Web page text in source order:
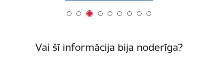
Vai šī informācija bija noderīga?